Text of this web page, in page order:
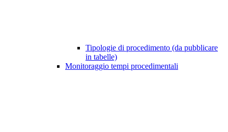
Tipologie di procedimento (da pubblicare
in tabelle)
Monitoraggio tempi procedimentali